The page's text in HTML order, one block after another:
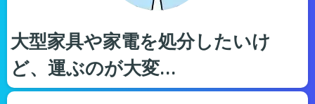
大型家具や家電を処分したいけ
ど、運ぶのが大変…